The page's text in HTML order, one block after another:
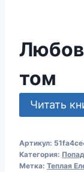
том
Читать
Артикул:
Категория:
Метка: Теплая